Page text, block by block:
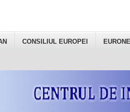
CONSILIUL EUROPEI